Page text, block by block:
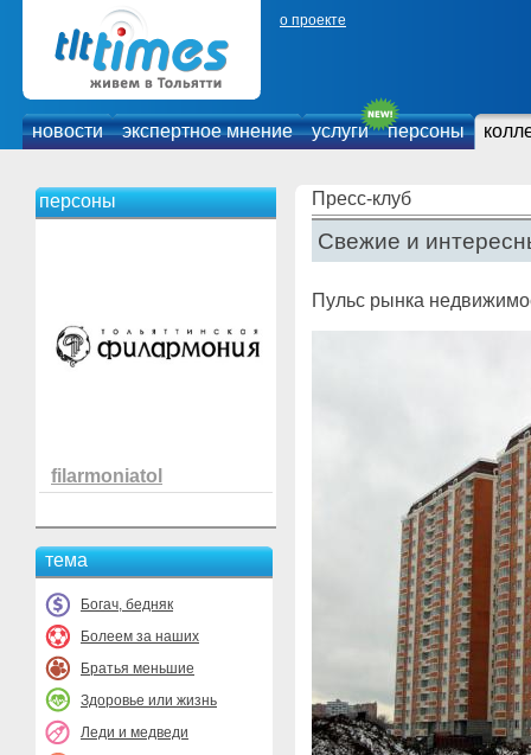
о проекте
новости экспертное мнение услуги персоны
персоны
filarmoniatol
тема
Богач, бедняк
Болеем за наших
Братья меньшие
Здоровье или жизнь
Леди и медведи
Пресс-клуб
Свежие и
Пульс рынка